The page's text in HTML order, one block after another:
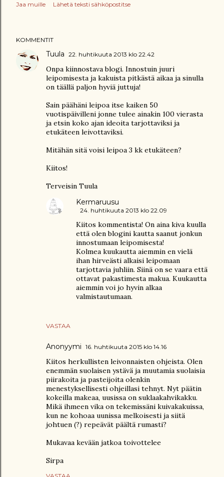
Jaa muille Lähetä teksti sähköpostitse
KOMMENTIT
Tuula 22. huhtikuuta 2013 klo 22.42
Onpa kiinnostava blogi. Innostuin juuri
leipomisesta ja kakuista pitkästä aikaa ja sinulla
on täällä paljon hyviä juttuja!
Sain päähäni leipoa itse kaiken 50
vuotispäivilleni jonne tulee ainakin 100 vierasta
ja etsin koko ajan ideoita tarjottaviksi ja
etukäteen leivottaviksi.
Mitähän sitä voisi leipoa 3 kk etukäteen?
Kiitos!
Terveisin Tuula
VASTAA
Kermaruusu
24. huhtikuuta 2013 klo 22.09
Kiitos kommentista! On aina kiva kuulla
että olen blogini kautta saanut jonkun
innostumaan leipomisesta!
Kolmea kuukautta aiemmin en vielä
ihan hirveästi alkaisi leipomaan
tarjottavia juhliin. Siinä on se vaara että
ottavat pakastimesta makua. Kuukautta
aiemmin voi jo hyvin alkaa
valmistautumaan.
Anonyymi 16. huhtikuuta 2015 klo 14.16
Kiitos herkullisten leivonnaisten ohjeista. Olen
enemmän suolaisen ystävä ja muutamia suolaisia
piirakoita ja pasteijoita olenkin
menestyksellisesti ohjeillasi tehnyt. Nyt päätin
kokeilla makeaa, uusissa on suklaakahvikakku.
Mikä ihmeen vika on tekemissäni kuivakakuissa,
kun ne kohoaa uunissa melkoisesti ja siitä
johtuen (?) repeävät päältä rumasti?
Mukavaa kevään jatkoa toivottelee
Sirpa